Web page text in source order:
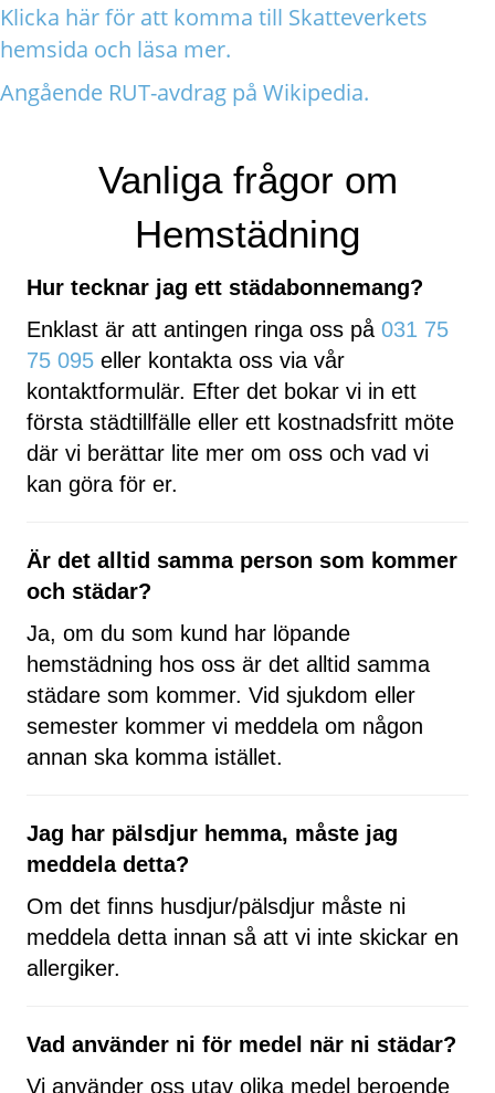
Klicka här för att komma till Skatteverkets
hemsida och läsa mer.
Angående RUT-avdrag på Wikipedia.
Vanliga frågor om
Hemstädning
Hur tecknar jag ett städabonnemang?
Enklast är att antingen ringa oss på 031 75
75 095 eller kontakta oss via vår
kontaktformulär. Efter det bokar vi in ett
första städtillfälle eller ett kostnadsfritt möte
där vi berättar lite mer om oss och vad vi
kan göra för er.
Är det alltid samma person som kommer
och städar?
Ja, om du som kund har löpande
hemstädning hos oss är det alltid samma
städare som kommer. Vid sjukdom eller
semester kommer vi meddela om någon
annan ska komma istället.
Jag har pälsdjur hemma, måste jag
meddela detta?
Om det finns husdjur/pälsdjur måste ni
meddela detta innan så att vi inte skickar en
allergiker.
Vad använder ni för medel när ni städar?
Vi använder oss utav olika medel beroende